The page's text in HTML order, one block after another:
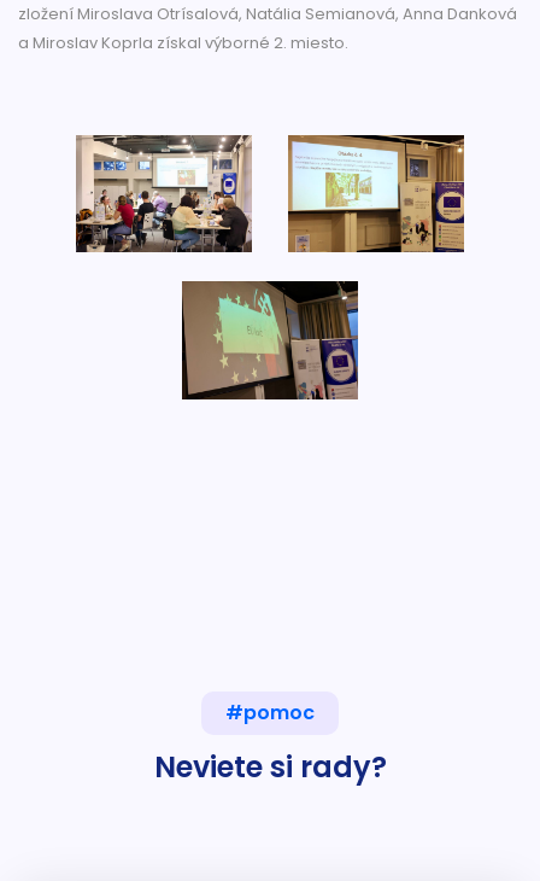
zložení Miroslava Otrísalová, Natália Semianová, Anna Danková
a Miroslav Koprla získal výborné 2. miesto.
#pomoc
Neviete si rady?